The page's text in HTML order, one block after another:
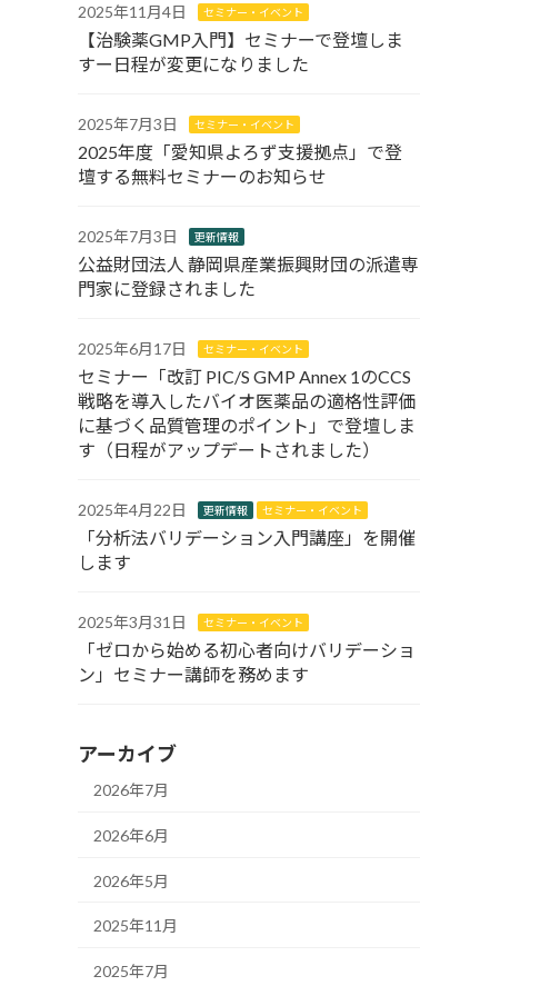
2025年11月4日 セミナー・イベント
【治験薬GMP入門】セミナーで登壇しま
すー日程が変更になりました
2025年7月3日 セミナー・イベント
2025年度「愛知県よろず支援拠点」で登
壇する無料セミナーのお知らせ
2025年7月3日 更新情報
公益財団法人 静岡県産業振興財団の派遣専
門家に登録されました
2025年6月17日 セミナー・イベント
セミナー「改訂 PIC/S GMP Annex 1のCCS
戦略を導入したバイオ医薬品の適格性評価
に基づく品質管理のポイント」で登壇しま
す（日程がアップデートされました）
2025年4月22日 更新情報 セミナー・イベント
「分析法バリデーション入門講座」を開催
します
2025年3月31日 セミナー・イベント
「ゼロから始める初心者向けバリデーショ
ン」セミナー講師を務めます
アーカイブ
2026年7月
2026年6月
2026年5月
2025年11月
2025年7月